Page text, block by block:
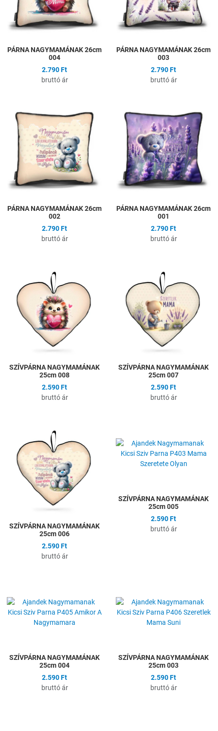
PÁRNA NAGYMAMÁNAK 26cm
004
2.790 Ft
bruttó ár
PÁRNA NAGYMAMÁNAK 26cm
003
2.790 Ft
bruttó ár
Hozzáadás a kívánságlistához
Összehasonlítás
Gyors nézet
PÁRNA NAGYMAMÁNAK 26cm
002
2.790 Ft
bruttó ár
PÁRNA NAGYMAMÁNAK 26cm
001
2.790 Ft
bruttó ár
Összehasonlítás
Gyors nézet
SZÍVPÁRNA NAGYMAMÁNAK
25cm 008
2.590 Ft
bruttó ár
SZÍVPÁRNA NAGYMAMÁNAK
25cm 007
2.590 Ft
bruttó ár
Összehasonlítás
SZÍVPÁRNA NAGYMAMÁNAK
25cm 006
2.590 Ft
bruttó ár
SZÍVPÁRNA NAGYMAMÁNAK
25cm 005
2.590 Ft
bruttó ár
Összehasonlítás
SZÍVPÁRNA NAGYMAMÁNAK
25cm 004
2.590 Ft
bruttó ár
SZÍVPÁRNA NAGYMAMÁNAK
25cm 003
2.590 Ft
bruttó ár